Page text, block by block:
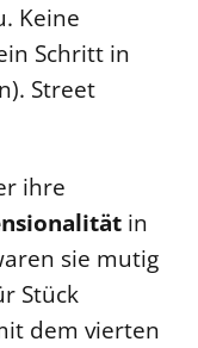
Keine
Schritt in
Street
ihre
in
sie mutig
Stück
dem vierten